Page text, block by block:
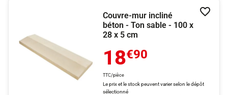
Couvre-mur incliné
béton - Ton sable - 100 x
28 x 5 cm
18€90
TTC/pièce
Le prix et le stock peuvent varier selon le dépôt
sélectionné